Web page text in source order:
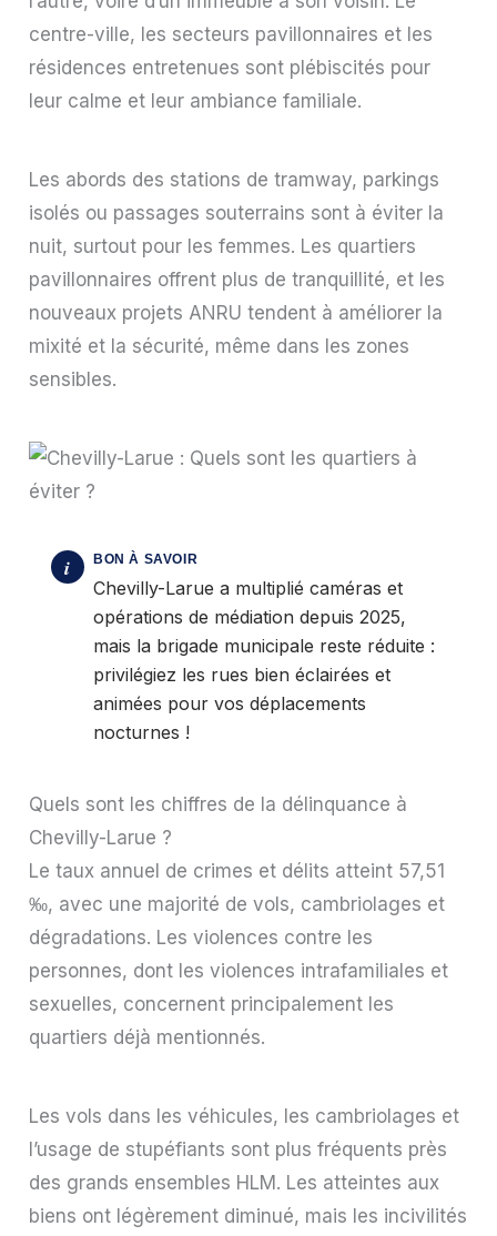
centre-ville, les secteurs pavillonnaires et les
résidences entretenues sont plébiscités pour
leur calme et leur ambiance familiale.
Les abords des stations de tramway, parkings
isolés ou passages souterrains sont à éviter la
nuit, surtout pour les femmes. Les quartiers
pavillonnaires offrent plus de tranquillité, et les
nouveaux projets ANRU tendent à améliorer la
mixité et la sécurité, même dans les zones
sensibles.
Chevilly-Larue a multiplié caméras et
opérations de médiation depuis 2025,
mais la brigade municipale reste réduite :
privilégiez les rues bien éclairées et
animées pour vos déplacements
nocturnes !
Quels sont les chiffres de la délinquance à
Chevilly-Larue ?
Le taux annuel de crimes et délits atteint 57,51
‰, avec une majorité de vols, cambriolages et
dégradations. Les violences contre les
personnes, dont les violences intrafamiliales et
sexuelles, concernent principalement les
quartiers déjà mentionnés.
Les vols dans les véhicules, les cambriolages et
l’usage de stupéfiants sont plus fréquents près
des grands ensembles HLM. Les atteintes aux
biens ont légèrement diminué, mais les incivilités